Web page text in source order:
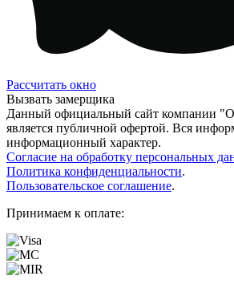
Рассчитать окно
Вызвать замерщика
Данный официальный сайт компании
является публичной офертой. Вся
информационный характер.
Согласие на обработку персональных
Политика конфиденциальности.
Пользовательское соглашение.
Принимаем к оплате: